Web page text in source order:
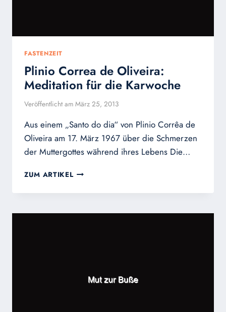
FASTENZEIT
Plinio Correa de Oliveira:
Meditation für die Karwoche
Veröffentlicht am März 25, 2013
Aus einem „Santo do dia“ von Plinio Corrêa de
Oliveira am 17. März 1967 über die Schmerzen
der Muttergottes während ihres Lebens Die…
ZUM ARTIKEL PLINIO
DE
MEDITATION